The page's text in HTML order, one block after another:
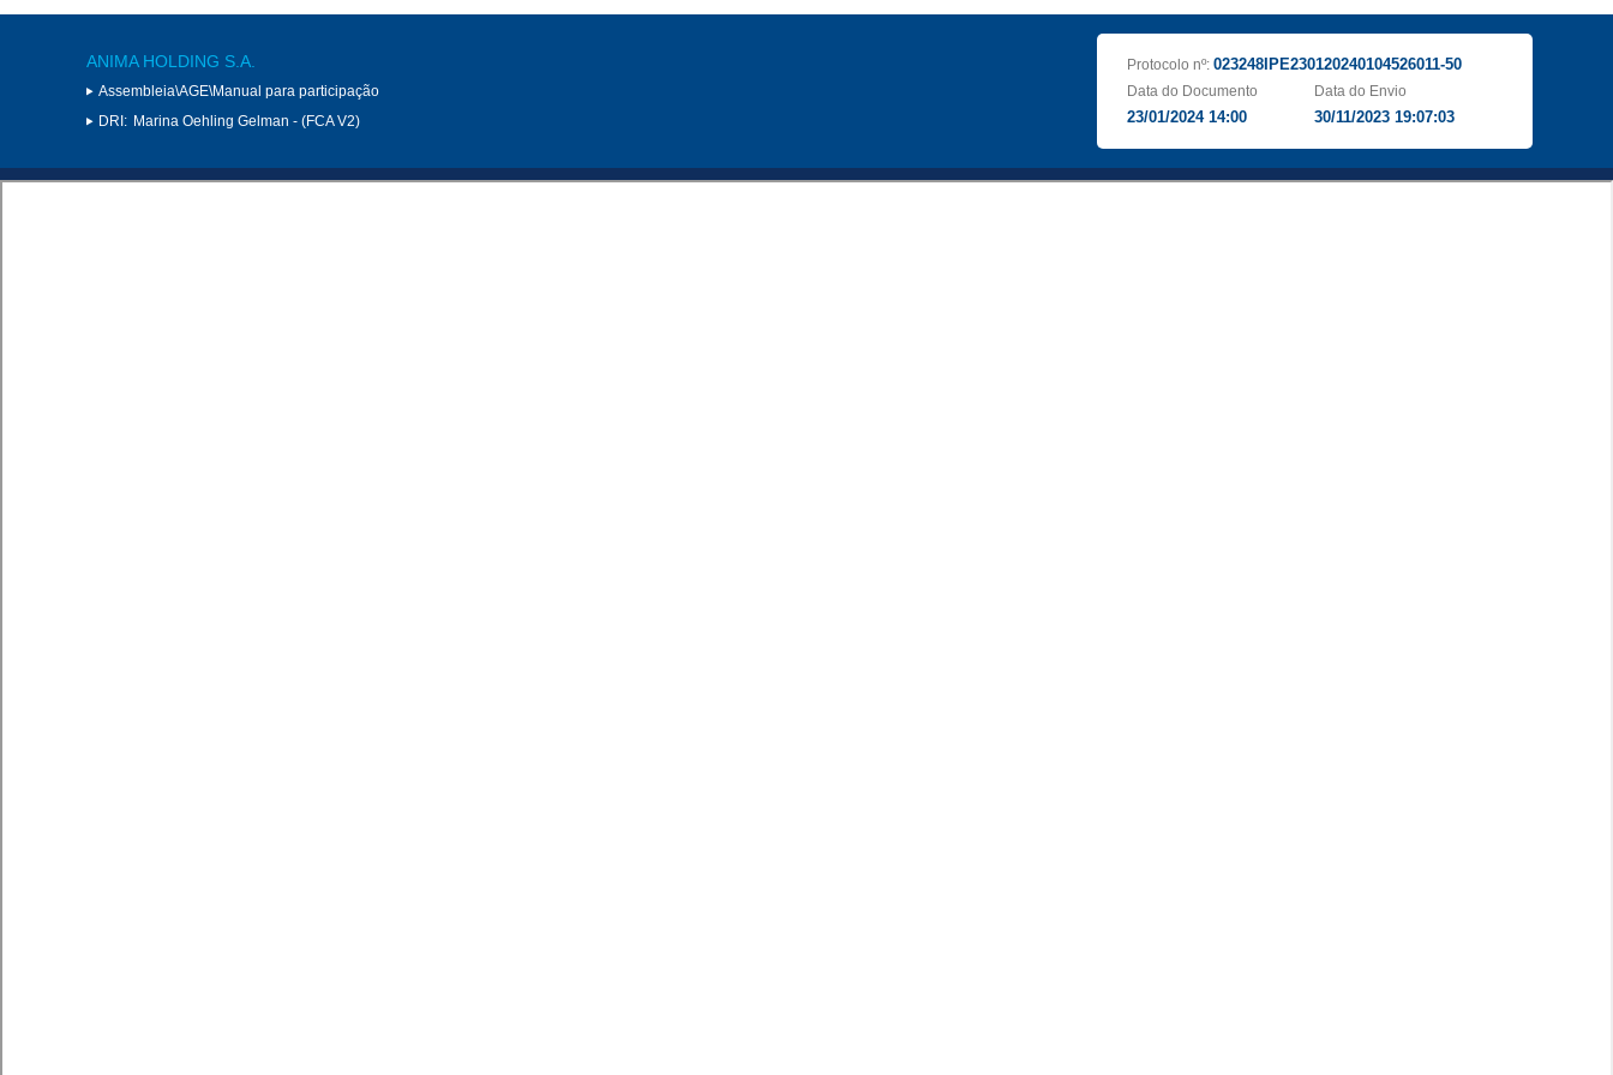
ANIMA HOLDING S.A.
Assembleia\AGE\Manual para participação
DRI: Marina Oehling Gelman - (FCA V2)
Protocolo nº: 023248IPE230120240104526011-50
Data do Documento
23/01/2024 14:00
Data do Envio
30/11/2023 19:07:03